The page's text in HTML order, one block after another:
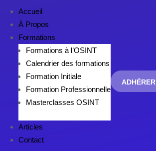
Accueil
À Propos
Formations
Formations à l’OSINT
Calendrier des formations
Formation Initiale
Formation Professionnelle
Masterclasses OSINT
Articles
Contact
ADHÉRER